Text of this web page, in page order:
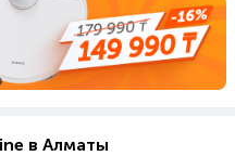
в Алматы